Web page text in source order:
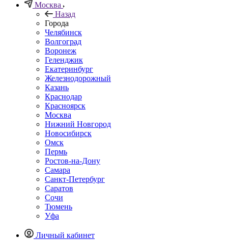
Москва
Назад
Города
Челябинск
Волгоград
Воронеж
Геленджик
Екатеринбург
Железнодорожный
Казань
Краснодар
Красноярск
Москва
Нижний Новгород
Новосибирск
Омск
Пермь
Ростов-на-Дону
Самара
Санкт-Петербург
Саратов
Сочи
Тюмень
Уфа
Личный кабинет